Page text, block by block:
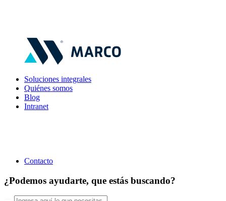
Soluciones integrales
Quiénes somos
Blog
Intranet
Contacto
¿Podemos ayudarte, que estás buscando?